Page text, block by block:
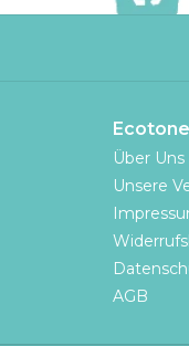
Ecotone
Über Uns
Unsere
AGB